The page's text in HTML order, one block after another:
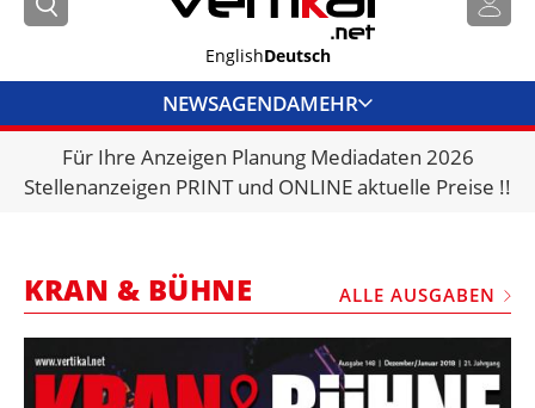
EnglishDeutsch
NEWSAGENDAMEHR
BRANCHENLINKS
VERMIETER
MARKTPLATZ
ABONNEMENTS
VIDEOS
Für Ihre Anzeigen Planung Mediadaten 2026
Stellenanzeigen PRINT und ONLINE aktuelle Preise !!
KRAN & BÜHNE ALLE AUSGABEN